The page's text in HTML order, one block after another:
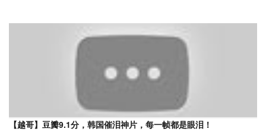
【越哥】豆瓣9.1分，韩国催泪神片，每一帧都是眼泪！